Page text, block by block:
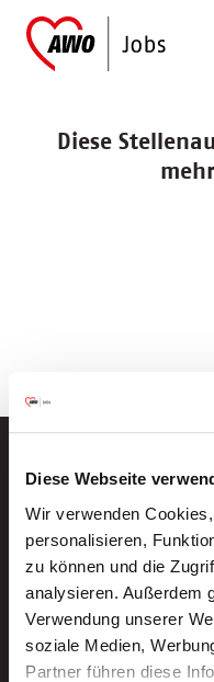
Diese Webseite
Wir verwenden
personalisieren,
zu können und die
analysieren. Außerdem
Verwendung unserer
soziale Medien,
Partner führen diese
Diese
Neue
Ein
E-Mail-